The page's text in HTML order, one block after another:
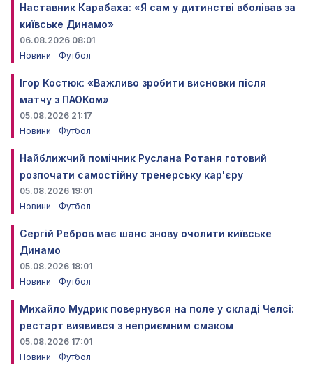
Наставник Карабаха: «Я сам у дитинстві вболівав за
київське Динамо»
06.08.2026 08:01
Новини
Футбол
Ігор Костюк: «Важливо зробити висновки після
матчу з ПАОКом»
05.08.2026 21:17
Новини
Футбол
Найближчий помічник Руслана Ротаня готовий
розпочати самостійну тренерську кар'єру
05.08.2026 19:01
Новини
Футбол
Сергій Ребров має шанс знову очолити київське
Динамо
05.08.2026 18:01
Новини
Футбол
Михайло Мудрик повернувся на поле у складі Челсі:
рестарт виявився з неприємним смаком
05.08.2026 17:01
Новини
Футбол